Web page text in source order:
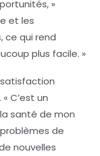
»
et les
ce qui rend
plus facile. »
. « C’est un
santé de mon
de
nouvelles